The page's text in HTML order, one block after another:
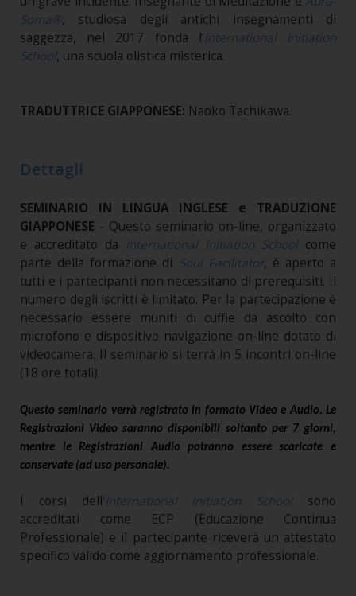
Soma®, studiosa degli antichi insegnamenti di
saggezza, nel 2017 fonda l’International Initiation
School, una scuola olistica misterica.
TRADUTTRICE GIAPPONESE: Naoko Tachikawa.
Dettagli
SEMINARIO IN LINGUA INGLESE e TRADUZIONE
GIAPPONESE - Questo seminario on-line, organizzato
e accreditato da International Initiation Schoolcome
parte della formazione di Soul Facilitator, è aperto a
tutti e i partecipanti non necessitano di prerequisiti. Il
numero degli iscritti è limitato. Per la partecipazione è
necessario essere muniti di cuffie da ascolto con
microfono e dispositivo navigazione on-line dotato di
videocamera. Il seminario si terrà in 5 incontri on-line
(18 ore totali).
Questo seminario verrà registrato in formato Video e Audio. Le
Registrazioni Video saranno disponibili soltanto per 7 giorni,
mentre le Registrazioni Audio potranno essere scaricate e
conservate (ad uso personale).
I corsi dell'International Initiation Schoolsono
accreditati come ECP (Educazione Continua
Professionale) e il partecipante riceverà un attestato
specifico valido come aggiornamento professionale.